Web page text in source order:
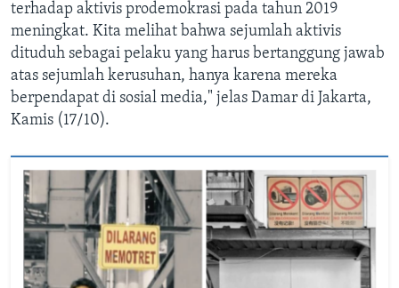
terhadap aktivis prodemokrasi pada tahun 2019
meningkat. Kita melihat bahwa sejumlah aktivis
dituduh sebagai pelaku yang harus bertanggung jawab
atas sejumlah kerusuhan, hanya karena mereka
berpendapat di sosial media," jelas Damar di Jakarta,
Kamis (17/10).